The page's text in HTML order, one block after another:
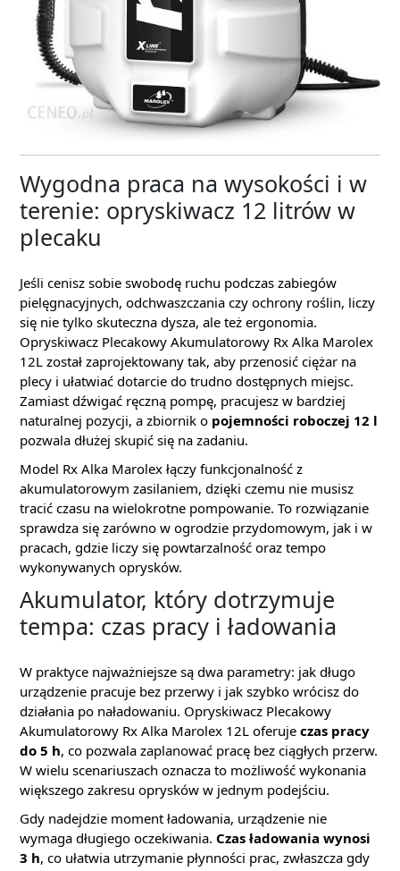
Wygodna praca na wysokości i w
terenie: opryskiwacz 12 litrów w
plecaku
Jeśli cenisz sobie swobodę ruchu podczas zabiegów
pielęgnacyjnych, odchwaszczania czy ochrony roślin, liczy
się nie tylko skuteczna dysza, ale też ergonomia.
Opryskiwacz Plecakowy Akumulatorowy Rx Alka Marolex
12L został zaprojektowany tak, aby przenosić ciężar na
plecy i ułatwiać dotarcie do trudno dostępnych miejsc.
Zamiast dźwigać ręczną pompę, pracujesz w bardziej
naturalnej pozycji, a zbiornik o pojemności roboczej 12 l
pozwala dłużej skupić się na zadaniu.
Model Rx Alka Marolex łączy funkcjonalność z
akumulatorowym zasilaniem, dzięki czemu nie musisz
tracić czasu na wielokrotne pompowanie. To rozwiązanie
sprawdza się zarówno w ogrodzie przydomowym, jak i w
pracach, gdzie liczy się powtarzalność oraz tempo
wykonywanych oprysków.
Akumulator, który dotrzymuje
tempa: czas pracy i ładowania
W praktyce najważniejsze są dwa parametry: jak długo
urządzenie pracuje bez przerwy i jak szybko wrócisz do
działania po naładowaniu. Opryskiwacz Plecakowy
Akumulatorowy Rx Alka Marolex 12L oferuje czas pracy
do 5 h, co pozwala zaplanować pracę bez ciągłych przerw.
W wielu scenariuszach oznacza to możliwość wykonania
większego zakresu oprysków w jednym podejściu.
Gdy nadejdzie moment ładowania, urządzenie nie
wymaga długiego oczekiwania. Czas ładowania wynosi
3 h, co ułatwia utrzymanie płynności prac, zwłaszcza gdy